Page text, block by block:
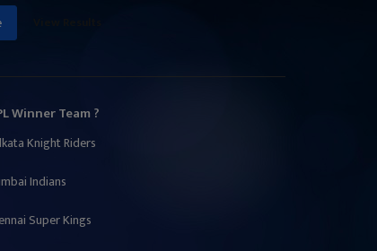
Winner Team ?
Knight Riders
Indians
Super Kings